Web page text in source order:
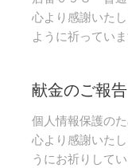
心より感謝いた
ように祈っていま
献金のご報告
個人情報保護の
心より感謝いた
うにお祈りしてい